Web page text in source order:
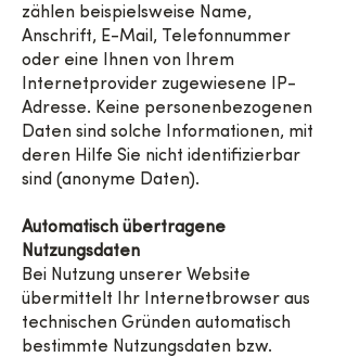
zählen beispielsweise Name,
Anschrift, E-Mail, Telefonnummer
oder eine Ihnen von Ihrem
Internetprovider zugewiesene IP-
Adresse. Keine personenbezogenen
Daten sind solche Informationen, mit
deren Hilfe Sie nicht identifizierbar
sind (anonyme Daten).
Automatisch übertragene
Nutzungsdaten
Bei Nutzung unserer Website
übermittelt Ihr Internetbrowser aus
technischen Gründen automatisch
bestimmte Nutzungsdaten bzw.